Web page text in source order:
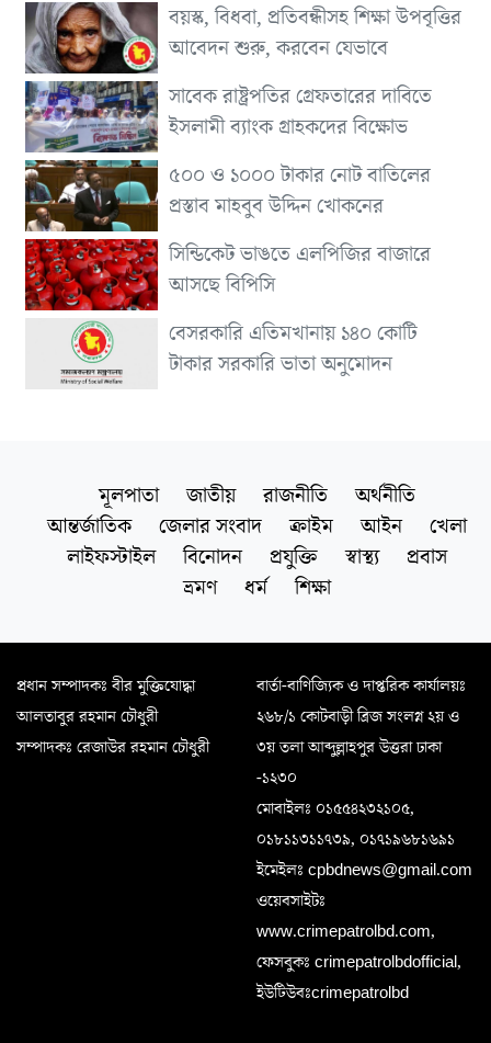
বয়স্ক, বিধবা, প্রতিবন্ধীসহ শিক্ষা উপবৃত্তির
আবেদন শুরু, করবেন যেভাবে
সাবেক রাষ্ট্রপতির গ্রেফতারের দাবিতে
ইসলামী ব্যাংক গ্রাহকদের বিক্ষোভ
৫০০ ও ১০০০ টাকার নোট বাতিলের
প্রস্তাব মাহবুব উদ্দিন খোকনের
সিন্ডিকেট ভাঙতে এলপিজির বাজারে
আসছে বিপিসি
বেসরকারি এতিমখানায় ১৪০ কোটি
টাকার সরকারি ভাতা অনুমোদন
মূলপাতা জাতীয় রাজনীতি
অর্থনীতি
আন্তর্জাতিক
জেলার সংবাদ ক্রাইম আইন
খেলা
লাইফস্টাইল
বিনোদন প্রযুক্তি স্বাস্থ্য
প্রবাস
ভ্রমণ
ধর্ম শিক্ষা
প্রধান সম্পাদকঃ বীর মুক্তিযোদ্ধা
আলতাবুর রহমান চৌধুরী
সম্পাদকঃ রেজাউর রহমান চৌধুরী
বার্তা-বাণিজ্যিক ও দাপ্তরিক কার্যালয়ঃ
২৬৮/১ কোটবাড়ী ব্রিজ সংলগ্ন ২য় ও
৩য় তলা আব্দুল্লাহপুর উত্তরা ঢাকা
-১২৩০
মোবাইলঃ ০১৫৫৪২৩২১০৫,
০১৮১১৩১১৭৩৯, ০১৭১৯৬৮১৬৯১
ইমেইলঃ cpbdnews@gmail.com
ওয়েবসাইটঃ
www.crimepatrolbd.com,
ফেসবুকঃ crimepatrolbdofficial,
ইউটিউবঃcrimepatrolbd